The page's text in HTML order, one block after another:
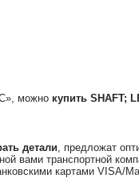
можно купить SHAFT;
детали, предложат
вами транспортной
картами VISA/